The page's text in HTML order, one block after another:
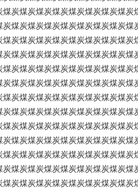
煤炭煤炭煤炭煤炭煤炭煤炭煤炭煤
炭煤炭煤炭煤炭煤炭煤炭煤炭煤炭
煤炭煤炭煤炭煤炭煤炭煤炭煤炭煤
炭煤炭煤炭煤炭煤炭煤炭煤炭煤炭
煤炭煤炭煤炭煤炭煤炭煤炭煤炭煤
炭煤炭煤炭煤炭煤炭煤炭煤炭煤炭
煤炭煤炭煤炭煤炭煤炭煤炭煤炭煤
炭煤炭煤炭煤炭煤炭煤炭煤炭煤炭
煤炭煤炭煤炭煤炭煤炭煤炭煤炭煤
炭煤炭煤炭煤炭煤炭煤炭煤炭煤炭
煤炭煤炭煤炭煤炭煤炭煤炭煤炭煤
炭煤炭煤炭煤炭煤炭煤炭煤炭煤炭
煤炭煤炭煤炭煤炭煤炭煤炭煤炭煤